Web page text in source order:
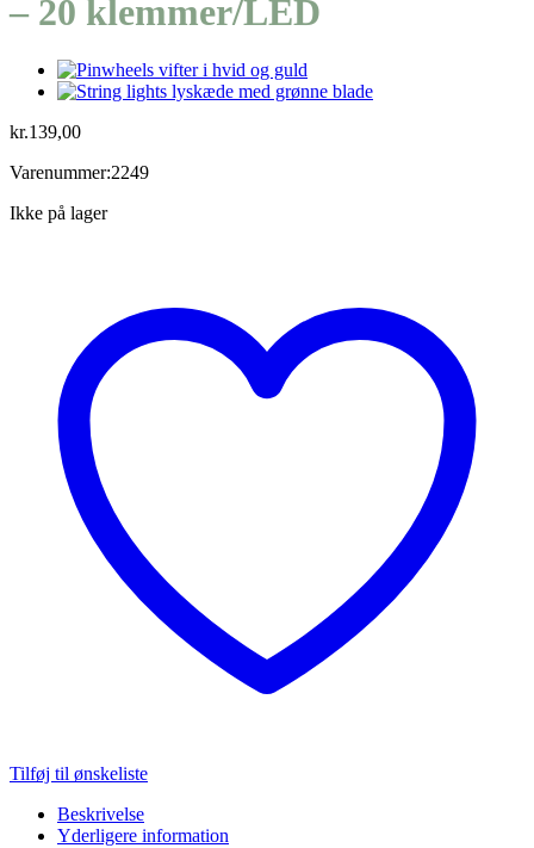
– 20 klemmer/LED
kr.139,00
Varenummer:2249
Ikke på lager
Tilføj til ønskeliste
Beskrivelse
Yderligere information